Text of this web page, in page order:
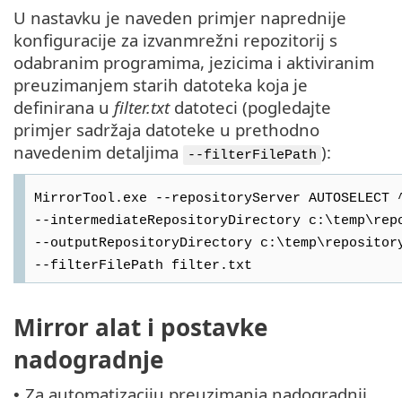
U nastavku je naveden primjer naprednije
konfiguracije za izvanmrežni repozitorij s
odabranim programima, jezicima i aktiviranim
preuzimanjem starih datoteka koja je
definirana u filter.txtdatoteci (pogledajte
primjer sadržaja datoteke u prethodno
navedenim detaljima
--filterFilePath ):
MirrorTool.exe --repositoryServer AUTOSELECT
--intermediateRepositoryDirectory
--outputRepositoryDirectory
--filterFilePath filter.txt
Mirror alat i postavke
nadogradnje